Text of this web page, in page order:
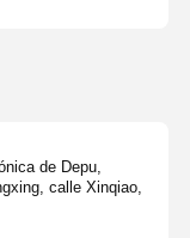
de Depu,
calle Xinqiao,